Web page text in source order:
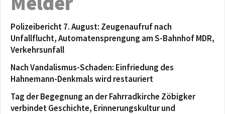
Polizeibericht 7. August: Zeugenaufruf nach
Unfallflucht, Automatensprengung am S-Bahnhof MDR,
Verkehrsunfall
Nach Vandalismus-Schaden: Einfriedung des
Hahnemann-Denkmals wird restauriert
Tag der Begegnung an der Fahrradkirche Zöbigker
verbindet Geschichte, Erinnerungskultur und